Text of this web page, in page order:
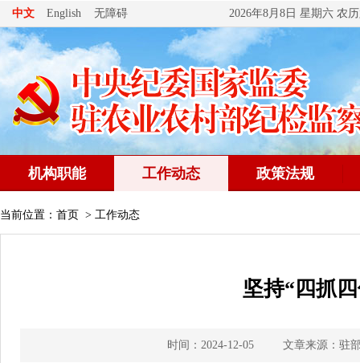
中文 English 无障碍 2026年8月8日 星期六 农
机构职能 工作动态 政策法规
当前位置： 首页 > 工作动态
坚持“四抓
时间：2024-12-05 文章来源：驻